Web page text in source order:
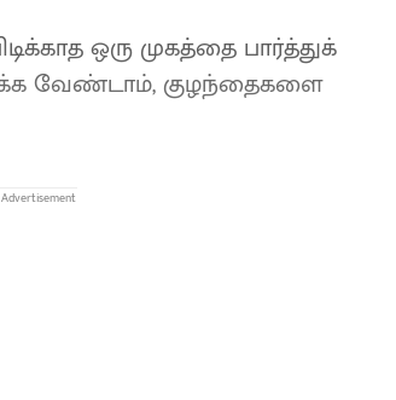
ஒரு முகத்தை பார்த்துக்
வேண்டாம், குழந்தைகளை
Advertisement